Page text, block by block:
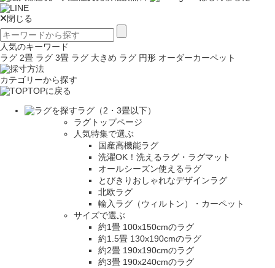
閉じる
人気のキーワード
ラグ 2畳 ラグ 3畳 ラグ 大きめ ラグ 円形 オーダーカーペット
カテゴリーから探す
TOPに戻る
ラグ（2・3畳以下）
ラグトップページ
人気特集で選ぶ
国産高機能ラグ
洗濯OK！洗えるラグ・ラグマット
オールシーズン使えるラグ
とびきりおしゃれなデザインラグ
北欧ラグ
輸入ラグ（ウィルトン）・カーペット
サイズで選ぶ
約1畳 100x150cmのラグ
約1.5畳 130x190cmのラグ
約2畳 190x190cmのラグ
約3畳 190x240cmのラグ